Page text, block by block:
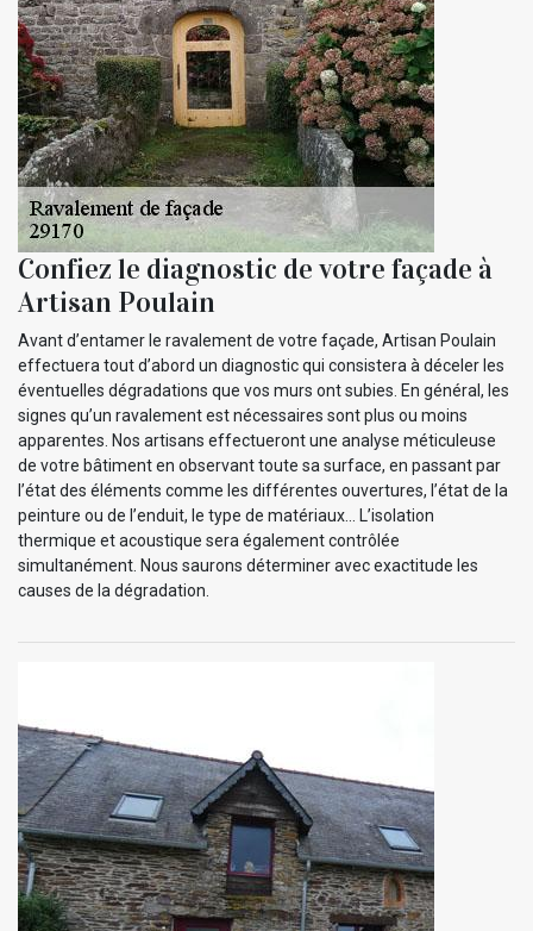
Confiez le diagnostic de votre façade à
Artisan Poulain
Avant d’entamer le ravalement de votre façade, Artisan Poulain
effectuera tout d’abord un diagnostic qui consistera à déceler les
éventuelles dégradations que vos murs ont subies. En général, les
signes qu’un ravalement est nécessaires sont plus ou moins
apparentes. Nos artisans effectueront une analyse méticuleuse
de votre bâtiment en observant toute sa surface, en passant par
l’état des éléments comme les différentes ouvertures, l’état de la
peinture ou de l’enduit, le type de matériaux... L’isolation
thermique et acoustique sera également contrôlée
simultanément. Nous saurons déterminer avec exactitude les
causes de la dégradation.